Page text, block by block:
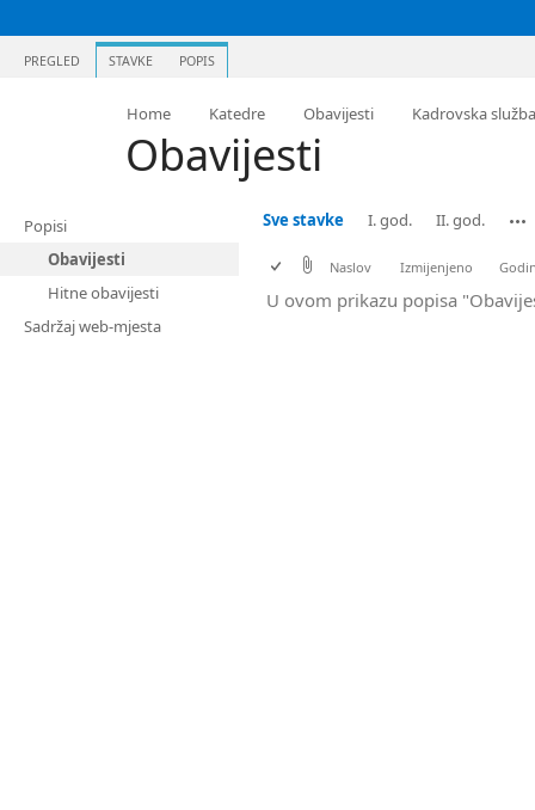
PREGLED STAVKE POPIS
Home Katedre Obavijesti Kadrovska služba
Obavijesti
Popisi
Obavijesti
Hitne obavijesti
Sadržaj web-mjesta
Sve stavke I. god. II. god.
Naslov Izmijenjeno
U ovom prikazu popisa